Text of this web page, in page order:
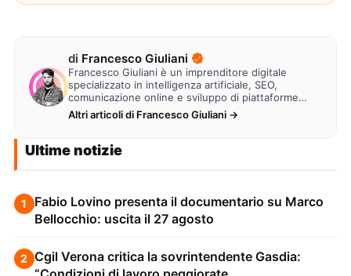
di Francesco Giuliani
Francesco Giuliani è un imprenditore digitale
specializzato in intelligenza artificiale, SEO,
comunicazione online e sviluppo di piattaforme
web. Lavora alla creazione di…
Altri articoli di Francesco Giuliani →
Ultime notizie
1
Fabio Lovino presenta il documentario su Marco
Bellocchio: uscita il 27 agosto
2 Cgil Verona critica la sovrintendente Gasdia: